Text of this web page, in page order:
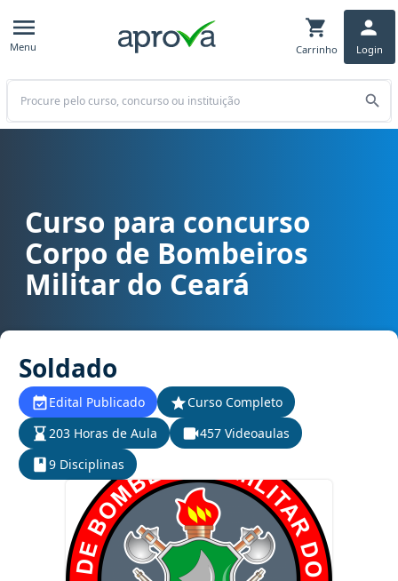
Menu Carrinho Login
Buscar
Curso para concurso CBM CE - Corpo de Bombeiros Militar do
Curso para concurso
Corpo de Bombeiros
Militar do Ceará
Soldado
Edital Publicado
Curso Completo
203 Horas de Aula
457 Videoaulas
9 Disciplinas